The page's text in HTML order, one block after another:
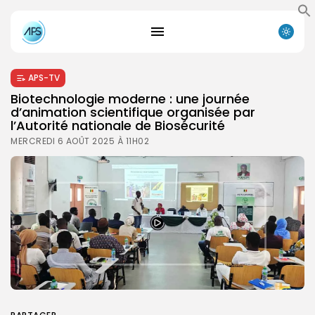
APS-TV
Biotechnologie moderne : une journée
d’animation scientifique organisée par
l’Autorité nationale de Biosécurité
MERCREDI 6 AOÛT 2025 À 11H02